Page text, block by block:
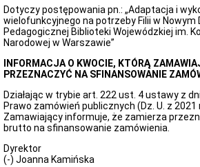
ze
szczególnymi
potrzebami
Standardy
małoletnich
zgłoszeń
wewnętrznych
Finanse
finansowe
Majątek
Dotyczy postępowania pn.: „Adaptacja i
wielofunkcyjnego na potrzeby Filii w
Pedagogicznej Biblioteki Wojewódzkiej im.
Narodowej w Warszawie”
INFORMACJA O KWOCIE, KTÓRĄ
PRZEZNACZYĆ NA SFINANSOWANIE
Działając w trybie art. 222 ust. 4 ustawy z
Prawo zamówień publicznych (Dz. U. z 2021
Zamawiający informuje, że zamierza
brutto na sfinansowanie zamówienia.
Dyrektor
(-) Joanna Kamińska